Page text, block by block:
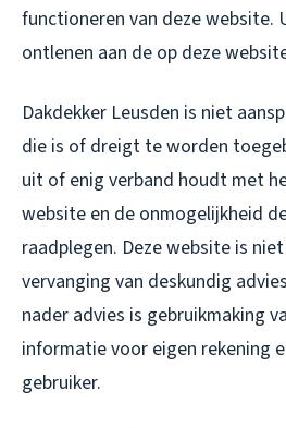
functioneren van deze website.
ontlenen aan de op deze
Dakdekker Leusden is niet
die is of dreigt te worden
uit of enig verband houdt met
website en de onmogelijkheid
raadplegen. Deze website is
vervanging van deskundig
nader advies is gebruikmaking
informatie voor eigen rekening
gebruiker.